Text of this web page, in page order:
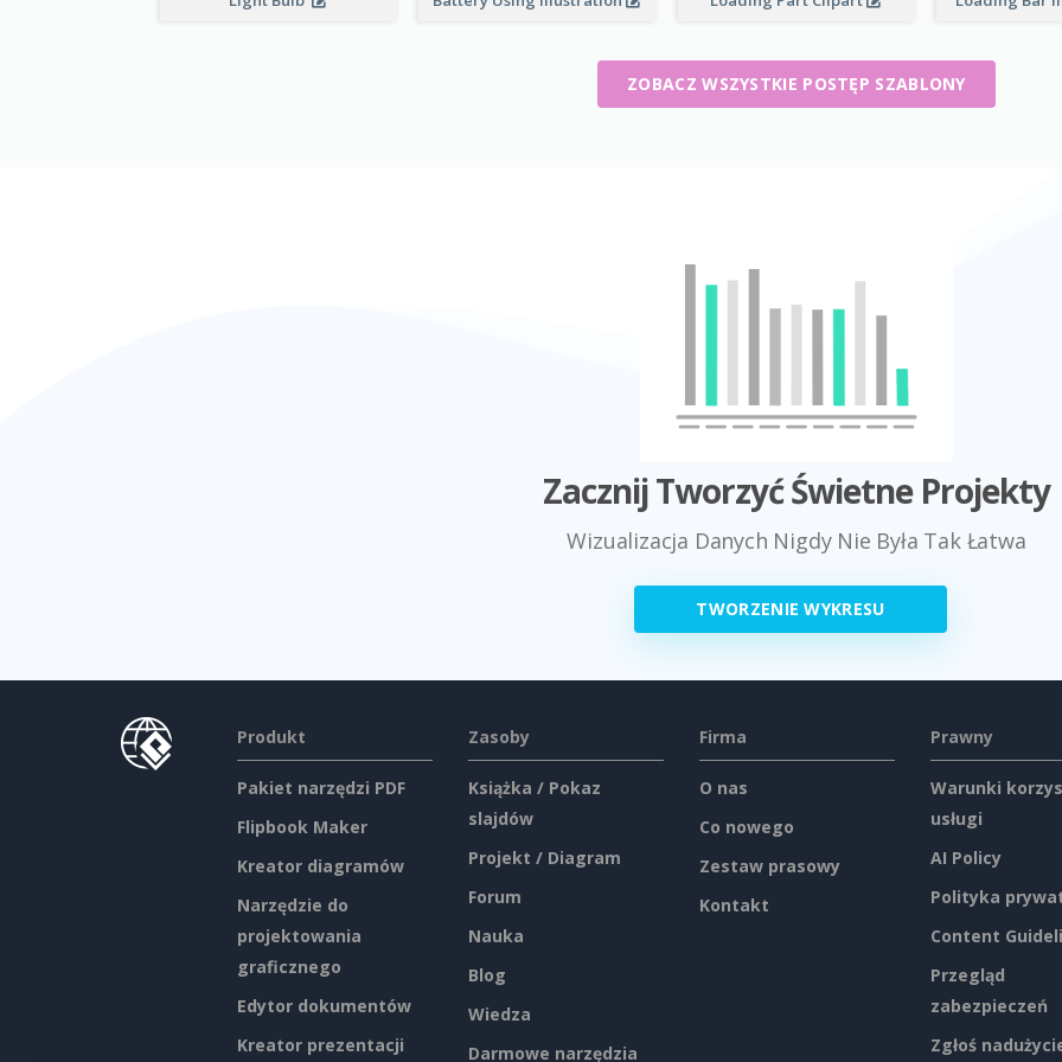
ZOBACZ WSZYSTKIE POSTĘP SZABLONY
Zacznij Tworzyć Świetne Projekty
Wizualizacja Danych Nigdy Nie Była Tak Łatwa
TWORZENIE WYKRESU
Produkt
Pakiet narzędzi PDF
Flipbook Maker
Kreator diagramów
Narzędzie do
projektowania
graficznego
Edytor dokumentów
Kreator prezentacji
Zasoby
Książka / Pokaz
slajdów
Projekt / Diagram
Forum
Nauka
Blog
Wiedza
Darmowe narzędzia
Firma
O nas
Co nowego
Zestaw prasowy
Kontakt
Prawny
Warunki
usługi
AI Policy
Polityka
Content
Przegląd
zabezpieczeń
Zgłoś